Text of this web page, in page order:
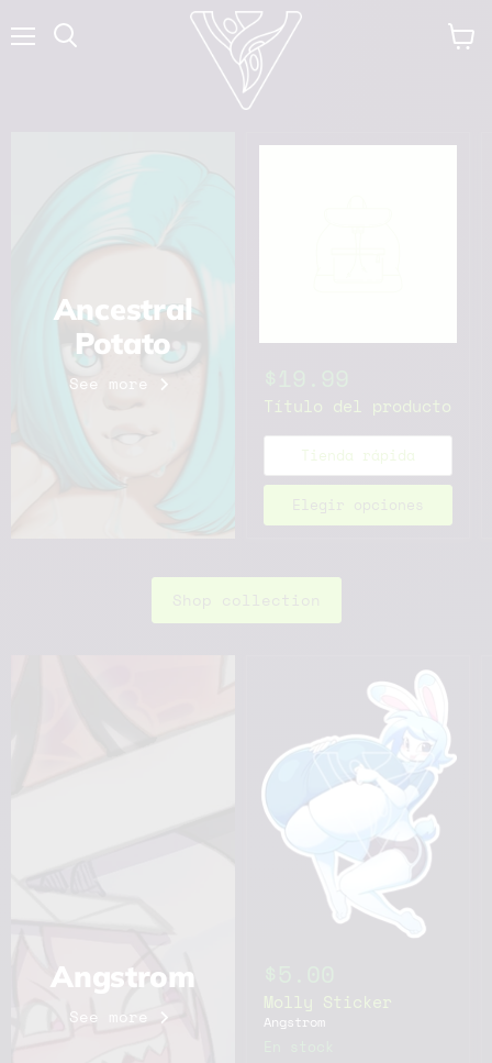
Ver
Ancestral
Potato
See more
Título del producto
Tienda rápida
Elegir opciones
Shop collection
Angstrom
See more
Molly Sticker
Angstrom